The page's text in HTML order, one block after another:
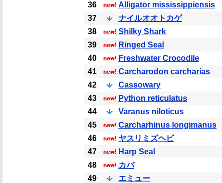
36
Alligator mississippiensis
37
ナイルオオトカゲ
38
Shilky Shark
39
Ringed Seal
40
Freshwater Crocodile
41
Carcharodon carcharias
42
Cassowary
43
Python reticulatus
44
Varanus niloticus
45
Carcharhinus longimanus
46
ヤスリミズヘビ
47
Harp Seal
48
カバ
49
エミュー